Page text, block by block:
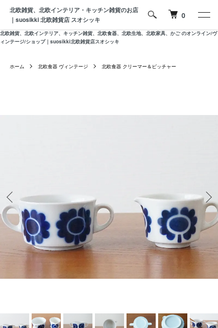
北欧雑貨、北欧インテリア、キッチン雑貨、北欧食器、北欧生地、北欧家具、かご のオンライン/ヴ
ィンテージ/ショップ｜suosikki北欧雑貨店スオシッキ
北欧雑貨、北欧インテリア・キッチン雑貨のお店
｜suosikki 北欧雑貨店 スオシッキ
0
ホーム 北欧食器 ヴィンテージ 北欧食器 クリーマー＆ピッチャー